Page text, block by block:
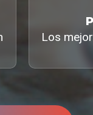
Los